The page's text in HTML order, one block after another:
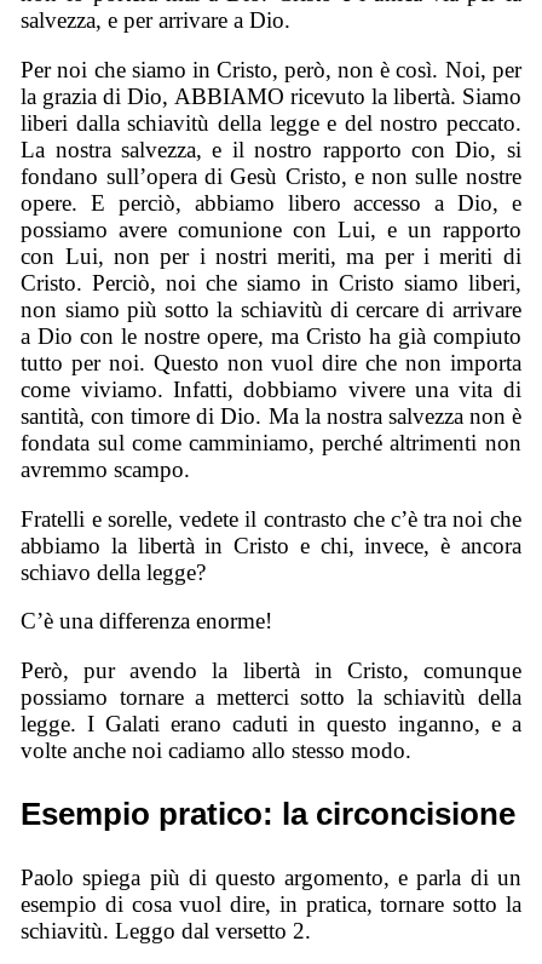
salvezza, e per arrivare a Dio.
Per noi che siamo in Cristo, però, non è così. Noi, per
la grazia di Dio, ABBIAMO ricevuto la libertà. Siamo
liberi dalla schiavitù della legge e del nostro peccato.
La nostra salvezza, e il nostro rapporto con Dio, si
fondano sull’opera di Gesù Cristo, e non sulle nostre
opere. E perciò, abbiamo libero accesso a Dio, e
possiamo avere comunione con Lui, e un rapporto
con Lui, non per i nostri meriti, ma per i meriti di
Cristo. Perciò, noi che siamo in Cristo siamo liberi,
non siamo più sotto la schiavitù di cercare di arrivare
a Dio con le nostre opere, ma Cristo ha già compiuto
tutto per noi. Questo non vuol dire che non importa
come viviamo. Infatti, dobbiamo vivere una vita di
santità, con timore di Dio. Ma la nostra salvezza non è
fondata sul come camminiamo, perché altrimenti non
avremmo scampo.
Fratelli e sorelle, vedete il contrasto che c’è tra noi che
abbiamo la libertà in Cristo e chi, invece, è ancora
schiavo della legge?
C’è una differenza enorme!
Però, pur avendo la libertà in Cristo, comunque
possiamo tornare a metterci sotto la schiavitù della
legge. I Galati erano caduti in questo inganno, e a
volte anche noi cadiamo allo stesso modo.
Esempio pratico: la circoncisione
Paolo spiega più di questo argomento, e parla di un
esempio di cosa vuol dire, in pratica, tornare sotto la
schiavitù. Leggo dal versetto 2.